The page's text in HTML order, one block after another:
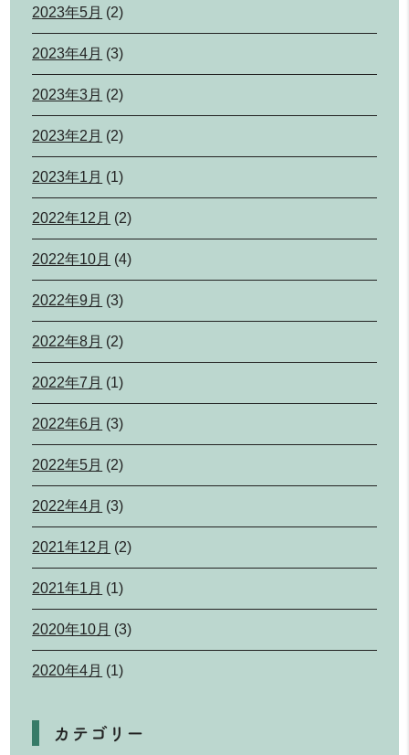
2023年5月 (2)
2023年4月 (3)
2023年3月 (2)
2023年2月 (2)
2023年1月 (1)
2022年12月 (2)
2022年10月 (4)
2022年9月 (3)
2022年8月 (2)
2022年7月 (1)
2022年6月 (3)
2022年5月 (2)
2022年4月 (3)
2021年12月 (2)
2021年1月 (1)
2020年10月 (3)
2020年4月 (1)
カテゴリー